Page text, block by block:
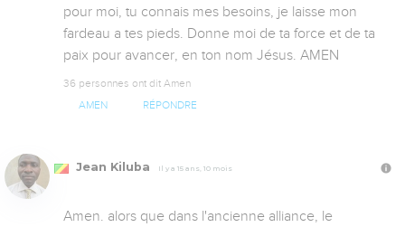
pour moi, tu connais mes besoins, je laisse mon
fardeau a tes pieds. Donne moi de ta force et de ta
paix pour avancer, en ton nom Jésus. AMEN
36 personnes ont dit Amen
AMEN RÉPONDRE
Jean Kiluba Il y a 15 ans, 10 mois
Amen. alors que dans l'ancienne alliance, le